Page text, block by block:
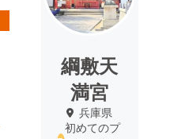
綱敷天
満宮
兵庫県
初めてのプ